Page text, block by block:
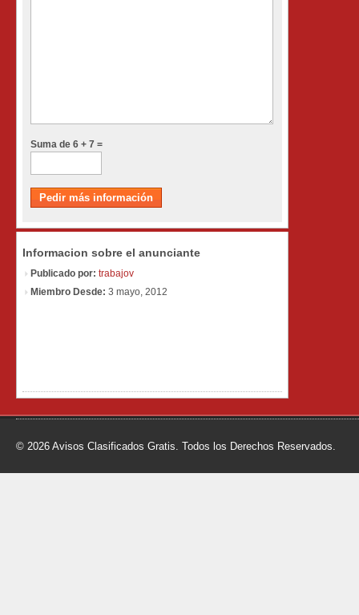
Suma de 6 + 7 =
Informacion sobre el anunciante
Publicado por: trabajov
Miembro Desde: 3 mayo, 2012
© 2026 Avisos Clasificados Gratis. Todos los Derechos Reservados.